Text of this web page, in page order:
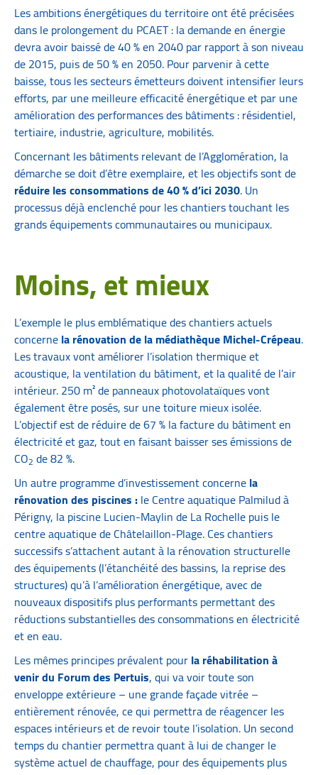
Les ambitions énergétiques du territoire ont été précisées
dans le prolongement du PCAET : la demande en énergie
devra avoir baissé de 40 % en 2040 par rapport à son niveau
de 2015, puis de 50 % en 2050. Pour parvenir à cette
baisse, tous les secteurs émetteurs doivent intensifier leurs
efforts, par une meilleure efficacité énergétique et par une
amélioration des performances des bâtiments : résidentiel,
tertiaire, industrie, agriculture, mobilités.
Concernant les bâtiments relevant de l’Agglomération, la
démarche se doit d’être exemplaire, et les objectifs sont de
réduire les consommations de 40 % d’ici 2030. Un
processus déjà enclenché pour les chantiers touchant les
grands équipements communautaires ou municipaux.
Moins, et mieux
L’exemple le plus emblématique des chantiers actuels
concernela rénovation de la médiathèque Michel-Crépeau.
Les travaux vont améliorer l’isolation thermique et
acoustique, la ventilation du bâtiment, et la qualité de l’air
intérieur. 250 m² de panneaux photovolataïques vont
également être posés, sur une toiture mieux isolée.
L’objectif est de réduire de 67 % la facture du bâtiment en
électricité et gaz, tout en faisant baisser ses émissions de
CO2 de 82 %.
Un autre programme d’investissement concernela
rénovation des piscines :le Centre aquatique Palmilud à
Périgny, la piscine Lucien-Maylin de La Rochelle puis le
centre aquatique de Châtelaillon-Plage. Ces chantiers
successifs s’attachent autant à la rénovation structurelle
des équipements (l’étanchéité des bassins, la reprise des
structures) qu’à l’amélioration énergétique, avec de
nouveaux dispositifs plus performants permettant des
réductions substantielles des consommations en électricité
et en eau.
Les mêmes principes prévalent pourla réhabilitation à
venir du Forum des Pertuis, qui va voir toute son
enveloppe extérieure – une grande façade vitrée –
entièrement rénovée, ce qui permettra de réagencer les
espaces intérieurs et de revoir toute l’isolation. Un second
temps du chantier permettra quant à lui de changer le
système actuel de chauffage, pour des équipements plus